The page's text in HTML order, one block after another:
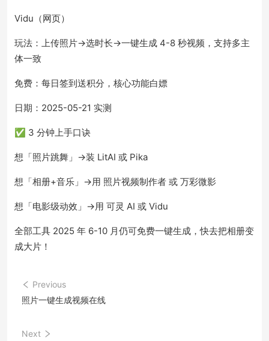
Vidu（网页）
玩法：上传照片→选时长→一键生成 4-8 秒视频，支持多主
体一致
免费：每日签到送积分，核心功能白嫖
日期：2025-05-21 实测
✅ 3 分钟上手口诀
想「照片跳舞」→装 LitAI 或 Pika
想「相册+音乐」→用 照片视频制作者 或 万彩微影
想「电影级动效」→用 可灵 AI 或 Vidu
全部工具 2025 年 6-10 月仍可免费一键生成，快去把相册变
成大片！
Previous
照片一键生成视频在线
Next